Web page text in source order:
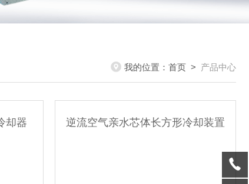
我的位置： 首页 > 产品中心
却器 逆流空气亲水芯体长方形冷却装置